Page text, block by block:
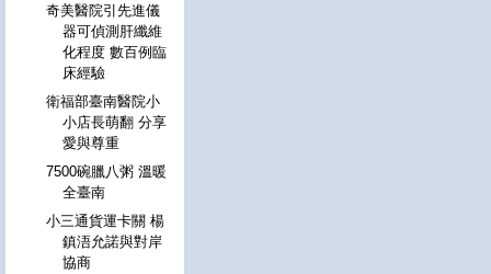
奇美醫院引先進儀
器可偵測肝纖維
化程度 數百例臨
床經驗
衛福部臺南醫院小
小店長萌翻 分享
愛與尊重
7500碗臘八粥 溫暖
全臺南
小三通貨運卡關 楊
鎮浯允諾與對岸
協商